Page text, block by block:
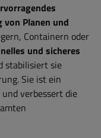
Planen und
Containern oder
und sicheres
stabilisiert sie
Sie ist ein
verbessert die